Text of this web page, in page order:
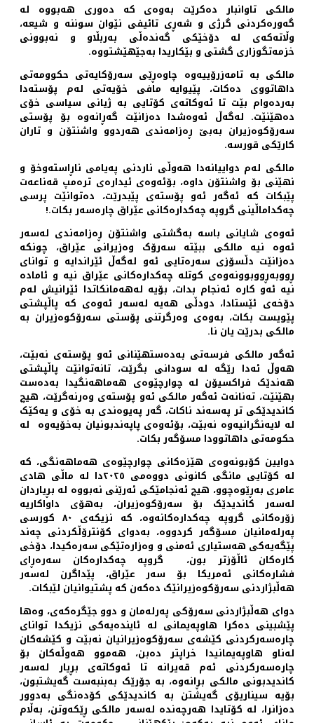
مالکی تاوانبار دەکرێت بەوەی کە دەوری هەبووە لە
گەورەکردنی گرژی و شەڕی تائیفی نێوان سوننە و شیعە،
وڵاتەکەی لە دۆخێکی گەندەڵی بەربڵاو و نەبوونی
خزمەتگوزاری گشتی و بێکاریدا بەجێهێشتووە.
مالکی بە تامەزرۆییەوە چاوەڕێی سەرۆکایەتی حکوومەتی
داهاتووی دەکات، پێیوایە مافی خۆیەتی لەم پۆستەدا
بەردەوام بێت تا ئەوکاتەی کۆتایی بە ژیانی سیاسی خۆی
دەهێنێت. لەگەڵ ئەوەشدا دەزانێت گەڕانەوە بۆ پۆستی
سەرۆکوەزیران بەبێ ڕەزامەندی هەردوو واشنتۆن و تاران
کارێکی قورسە.
مالکی لەم دواییانەدا هەوڵی ناردنی پەیامی ناڕاستەوخۆ و
نهێنی بۆ واشنتۆن داوە، بۆئەوەی ئیدارەی ترەمپ قەناعەت
پێبکات کە ئەگەر ئەو پۆستەی پێبدرێت، دەتوانێت پرسی
چەکداماڵینی گروپە چەکدارەکانی عێراق چارەسەر بکات.!
ئەوەی شایانی باسە بەگشتی واشنتۆن ڕەزامەندی لەسەر
ئەوە نیە مالکی ببێتە سەرۆک وەزیرانی عێراق، چونکە
دەزانێت دڵسۆزی سەرەتایی ئەو لەگەڵ ئێراندایە و توانای
ڕووبەڕووبوونەوەی کوتلە چەکدارەکانی عێراق نیە و ئامادە
نیە ئەو کارە ئەنجام بدات، بۆیە لەهەمانکاتدا ئێرانیش لەم
دۆخەی ئێستادا، دودڵی هەیە لەسەر ئەوەی کە پاڵپشتی
پێویست بکات، بەوەی وەرگرتنی پۆستی سەرۆکوەزیران بە
مالکی بدرێت یان نا.
ئەگەر مالکی فرسەتی بەدەستهێنانی ئەو پۆستەی نەبێت،
هەوڵ ئەدا رێگە لە سودانی بگرێت، تانەتوانێت پاڵپشتی
هەندێک فراکسیۆن لە چوارچێوەی هەماهەنگیدا بەدەست
بهێنێت، تەنانەت ئەگەر مالکی ئەو پۆستەی وەرنەگرێت، هیچ
کاندیدێکی تر پەسەند ناکات، گەر پەیوەندی بە خۆی و یەکێک
لە لایەنگرانیەوە نەبێت، بۆئەوەی پاپەندبونیان بەخۆیەوە لە
حکومەتی داهاتوودا مسۆگەر بکات.
دوایین کۆبونەوەی هێزەکانی چوارچێوەی هەماهەنگی، کە
لە کۆتایی مانگی کانونی دووەمی ٢٠٢٥دا لە ماڵی هادی
عامری بەڕێوەچوو، هیچ ئەنجامێکی ئەرێنی نەبووە لە بڕیاردان
لەسەر کاندیدێک بۆ سەرۆکوەزیران، بەهۆی داواکاریە
زۆرەکانی گروپە چەکدارەکانەوە، کە نزیکەی ٨٠ کورسی
پەرلەمانیان مسۆگەر کردووە، بەدوای کۆنترۆڵکردنی چەند
پێگەیەکی هەستیاری ئەمنی و وەزارەتێکی سەرەکیدا، دۆخی
کارەکان ئاڵۆزتر بون، گروپە چەکدارەکان سەرەڕای
فشارەکانی ئەمریکا بۆ سەر عێراق، پێداگرن لەسەر
هەڵبژاردنی سەرۆکوەزیرانێک دەکەن کە پشتیوانیان لێبکات.
دوای هەڵبژاردنی سەرۆکی پەرلەمان و دوو جێگرەکەی، وەها
پێشبینی دەکرا هاوپەیمانی لە ئایندەیەکی نزیکدا توانای
چارەسەرکردنی کێشەی سەرۆکوەزیرانیان نەبێت و کێشەکان
لەناو هاوپەیمانیدا خراپتر دەبن، هەموو هەوڵەکان بۆ
چارەسەرکردنی ئەم قەیرانە تا ئەوکاتەی بڕیار لەسەر
کاندیدبونی مالکی بڕانەوە، بە جۆرێک بەبنبەست گەیشتبون،
بۆیە سیناریۆی گەیشتن بە کاندیدێکی کۆدەنگی بەدوور
دەزانرا، لە کۆتایدا هەرچەندە لەسەر مالکی ڕێکەوتن، بەڵام